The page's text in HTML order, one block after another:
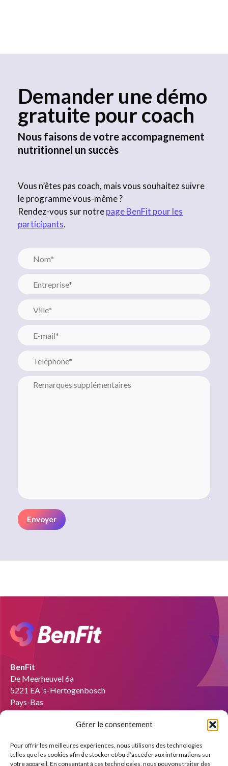
Gérer le consentement
Pour offrir les meilleures expériences, nous utilisons des technologies
telles que les cookies afin de stocker et/ou d’accéder aux informations sur
votre appareil. En consentant à ces technologies, nous pouvons traiter des
Demander une démo
gratuite pour coach
Nous faisons de votre accompagnement
nutritionnel un succès
Vous n’êtes pas coach, mais vous souhaitez suivre
le programme vous-même ?
Rendez-vous sur notrepage BenFit pour les
participants.
BenFit
De Meerheuvel 6a
5221 EA ’s-Hertogenbosch
Pays-Bas
info@benfit.fr
Devenir coach ?